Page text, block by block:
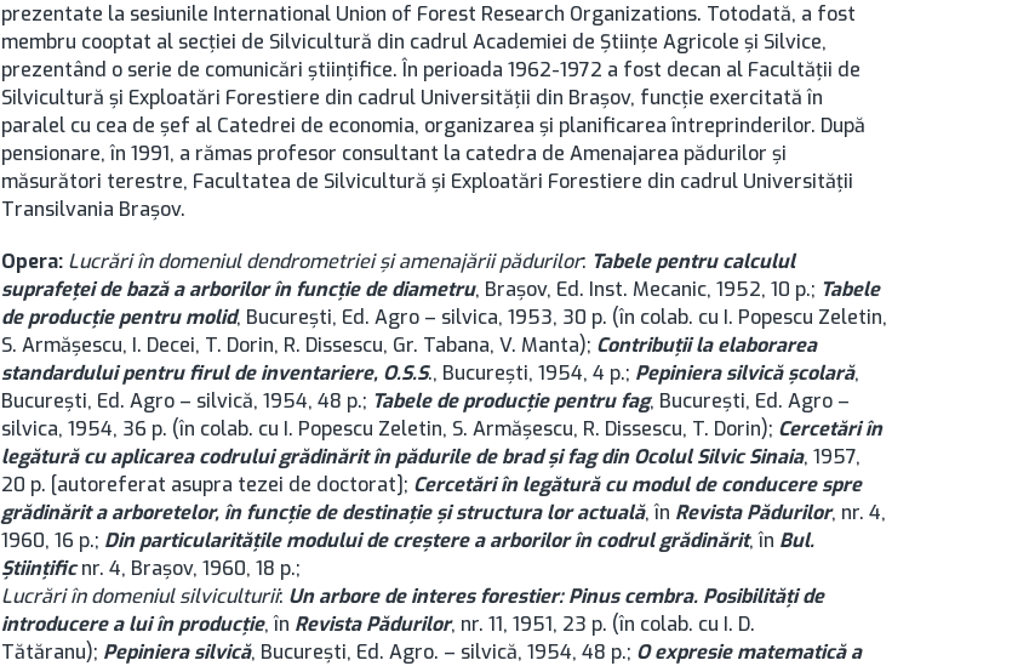
prezentate la sesiunile International Union of Forest Research Organizations. Totodată, a fost
membru cooptat al secţiei de Silvicultură din cadrul Academiei de Ştiinţe Agricole şi Silvice,
prezentând o serie de comunicări ştiinţifice. În perioada 1962-1972 a fost decan al Facultății de
Silvicultură şi Exploatări Forestiere din cadrul Universității din Brașov, funcție exercitată în
paralel cu cea de șef al Catedrei de economia, organizarea și planificarea întreprinderilor. După
pensionare, în 1991, a rămas profesor consultant la catedra de Amenajarea pădurilor și
măsurători terestre, Facultatea de Silvicultură şi Exploatări Forestiere din cadrul Universității
Transilvania Brașov.
Opera: Lucrări în domeniul dendrometriei şi amenajării pădurilor: Tabele pentru calculul
suprafeţei de bază a arborilor în funcţie de diametru, Brașov, Ed. Inst. Mecanic, 1952, 10 p.; Tabele
de producţie pentru molid, București, Ed. Agro – silvica, 1953, 30 p. (în colab. cu I. Popescu Zeletin,
S. Armăşescu, I. Decei, T. Dorin, R. Dissescu, Gr. Tabana, V. Manta); Contribuţii la elaborarea
standardului pentru firul de inventariere, O.S.S., București, 1954, 4 p.; Pepiniera silvică școlară,
București, Ed. Agro – silvică, 1954, 48 p.; Tabele de producţie pentru fag, București, Ed. Agro –
silvica, 1954, 36 p. (în colab. cu I. Popescu Zeletin, S. Armăşescu, R. Dissescu, T. Dorin); Cercetări în
legătură cu aplicarea codrului grădinărit în pădurile de brad şi fag din Ocolul Silvic Sinaia, 1957,
20 p. [autoreferat asupra tezei de doctorat]; Cercetări în legătură cu modul de conducere spre
grădinărit a arboretelor, în funcţie de destinaţie şi structura lor actuală, în Revista Pădurilor, nr. 4,
1960, 16 p.; Din particularităţile modului de creştere a arborilor în codrul grădinărit, în Bul.
Ştiinţificnr. 4, Brașov, 1960, 18 p.;
Lucrări în domeniul silviculturii: Un arbore de interes forestier: Pinus cembra. Posibilităţi de
introducere a lui în producţie, în Revista Pădurilor, nr. 11, 1951, 23 p. (în colab. cu I. D.
Tătăranu); Pepiniera silvică, București, Ed. Agro. – silvică, 1954, 48 p.; O expresie matematică a